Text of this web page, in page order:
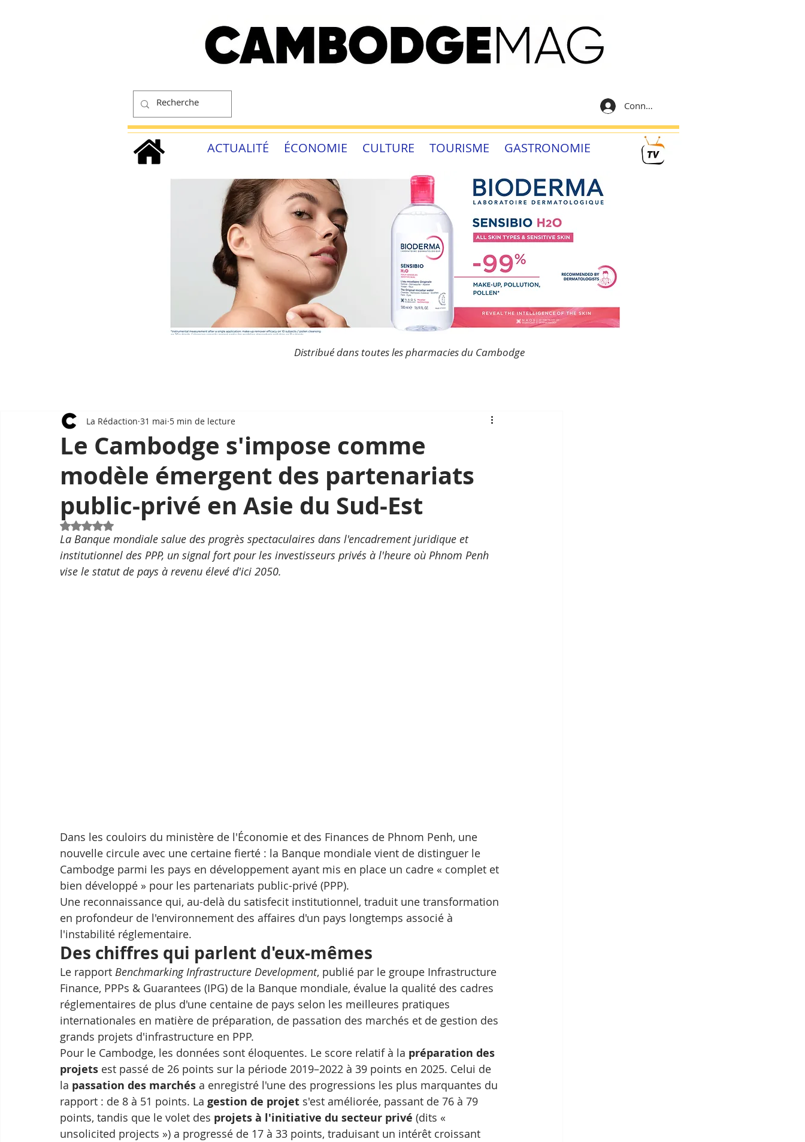
Connexion
ACTUALITÉ ÉCONOMIE CULTURE TOURISME GASTRONOMIE
Distribué dans toutes les pharmacies du Cambodge
Le Cambodge s'impose comme
modèle émergent des partenariats
public-privé en Asie du Sud-Est
La Rédaction 31 mai 5 min de lecture
Noté NaN étoiles sur 5.
La Banque mondiale salue des progrès spectaculaires dans l'encadrement juridique et
institutionnel des PPP, un signal fort pour les investisseurs privés à l'heure où Phnom Penh
vise le statut de pays à revenu élevé d'ici 2050.
Dans les couloirs du ministère de l'Économie et des Finances de Phnom Penh, une
nouvelle circule avec une certaine fierté : la Banque mondiale vient de distinguer le
Cambodge parmi les pays en développement ayant mis en place un cadre « complet et
bien développé » pour les partenariats public-privé (PPP).
Une reconnaissance qui, au-delà du satisfecit institutionnel, traduit une transformation
en profondeur de l'environnement des affaires d'un pays longtemps associé à
l'instabilité réglementaire.
Des chiffres qui parlent d'eux-mêmes
Le rapport Benchmarking Infrastructure Development, publié par le groupe Infrastructure
Finance, PPPs & Guarantees (IPG) de la Banque mondiale, évalue la qualité des cadres
réglementaires de plus d'une centaine de pays selon les meilleures pratiques
internationales en matière de préparation, de passation des marchés et de gestion des
grands projets d'infrastructure en PPP.
Pour le Cambodge, les données sont éloquentes. Le score relatif à la préparation des
projets est passé de 26 points sur la période 2019–2022 à 39 points en 2025. Celui de
la passation des marchés a enregistré l'une des progressions les plus marquantes du
rapport : de 8 à 51 points. La gestion de projet s'est améliorée, passant de 76 à 79
points, tandis que le volet des projets à l'initiative du secteur privé (dits «
unsolicited projects ») a progressé de 17 à 33 points, traduisant un intérêt croissant